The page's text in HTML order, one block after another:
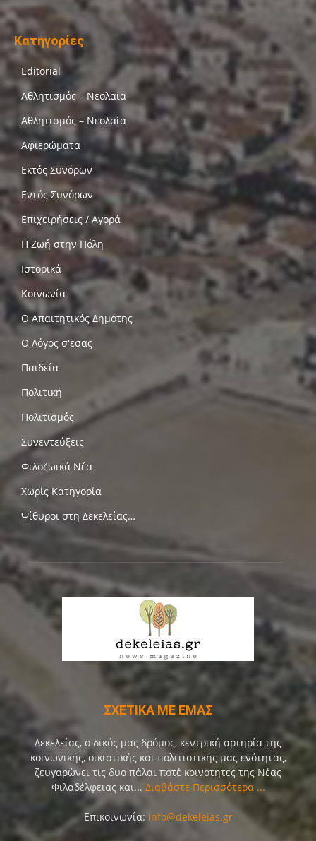
Κατηγορίες
Editorial
Αθλητισμός – Νεολαία
Αθλητισμός – Νεολαία
Αφιερώματα
Εκτός Συνόρων
Εντός Συνόρων
Επιχειρήσεις / Αγορά
Η Ζωή στην Πόλη
Ιστορικά
Κοινωνία
Ο Απαιτητικός Δημότης
Ο Λόγος σ'εσας
Παιδεία
Πολιτική
Πολιτισμός
Συνεντεύξεις
Φιλοζωικά Νέα
Χωρίς Κατηγορία
Ψίθυροι στη Δεκελείας…
ΣΧΕΤΙΚΑ ΜΕ ΕΜΑΣ
Δεκελείας, ο δικός μας δρόμος, κεντρική αρτηρία της
κοινωνικής, οικιστικής και πολιτιστικής μας ενότητας,
ζευγαρώνει τις δυο πάλαι ποτέ κοινότητες της Νέας
Φιλαδέλφειας και... Διαβάστε Περισσότερα ...
Επικοινωνία: info@dekeleias.gr